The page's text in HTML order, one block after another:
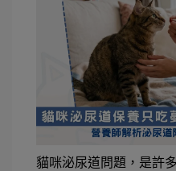
貓咪泌尿道問題，是許